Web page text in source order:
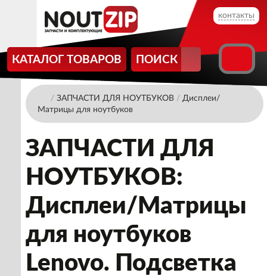
контакты
КАТАЛОГ ТОВАРОВ ПОИСК
/ ЗАПЧАСТИ ДЛЯ НОУТБУКОВ / Дисплеи/
Матрицы для ноутбуков
ЗАПЧАСТИ ДЛЯ
НОУТБУКОВ:
Дисплеи/Матрицы
для ноутбуков
Lenovo. Подсветка